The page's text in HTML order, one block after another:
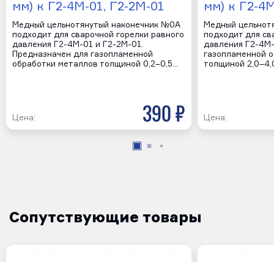
мм) к Г2-4М-01, Г2-2М-01
Медный цельнотянутый наконечник №0А
подходит для сварочной горелки равного
давления Г2-4М-01 и Г2-2М-01.
Предназначен для газопламенной
обработки металлов толщиной 0,2–0,5…
Цена: 390 р
мм) к Г2-
Медный
подходит для
давления Г2-
газопламенной
толщиной
Цена:
Сопутствующие товары